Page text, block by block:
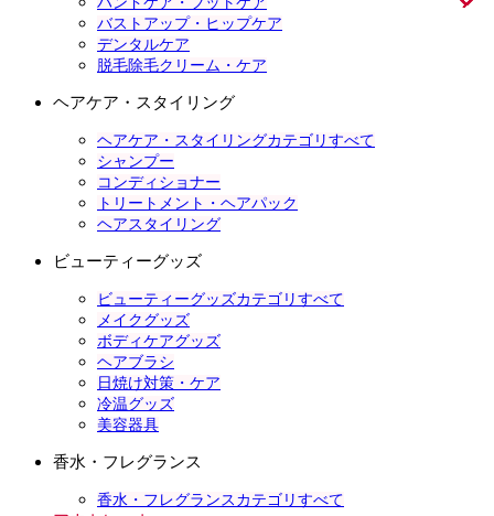
バストアップ・ヒップケア
デンタルケア
脱毛除毛クリーム・ケア
ヘアケア・スタイリング
ヘアケア・スタイリングカテゴリすべて
シャンプー
コンディショナー
トリートメント・ヘアパック
ヘアスタイリング
ビューティーグッズ
ビューティーグッズカテゴリすべて
メイクグッズ
ボディケアグッズ
ヘアブラシ
日焼け対策・ケア
冷温グッズ
美容器具
香水・フレグランス
香水・フレグランスカテゴリすべて